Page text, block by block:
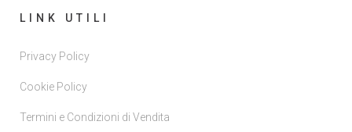
LINK UTILI
Privacy Policy
Cookie Policy
Termini e Condizioni di Vendita